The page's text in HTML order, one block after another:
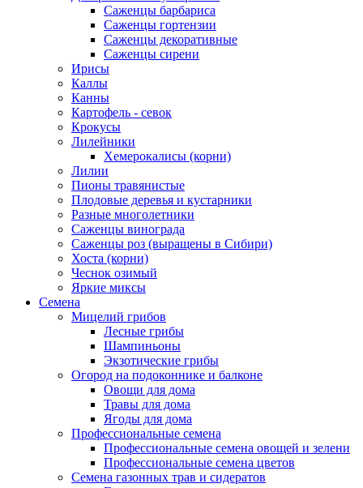
Саженцы барбариса
Саженцы гортензии
Саженцы декоративные
Саженцы сирени
Ирисы
Каллы
Канны
Картофель - севок
Крокусы
Лилейники
Хемерокалисы (корни)
Лилии
Пионы травянистые
Плодовые деревья и кустарники
Разные многолетники
Саженцы винограда
Саженцы роз (выращены в Сибири)
Хоста (корни)
Чеснок озимый
Яркие миксы
Семена
Мицелий грибов
Лесные грибы
Шампиньоны
Экзотические грибы
Огород на подоконнике и балконе
Овощи для дома
Травы для дома
Ягоды для дома
Профессиональные семена
Профессиональные семена овощей и зелени
Профессиональные семена цветов
Семена газонных трав и сидератов